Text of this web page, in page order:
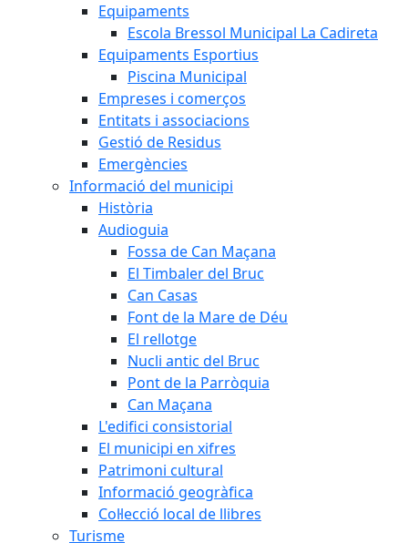
Equipaments
Escola Bressol Municipal La Cadireta
Equipaments Esportius
Piscina Municipal
Empreses i comerços
Entitats i associacions
Gestió de Residus
Emergències
Informació del municipi
Història
Audioguia
Fossa de Can Maçana
El Timbaler del Bruc
Can Casas
Font de la Mare de Déu
El rellotge
Nucli antic del Bruc
Pont de la Parròquia
Can Maçana
L'edifici consistorial
El municipi en xifres
Patrimoni cultural
Informació geogràfica
Col·lecció local de llibres
Turisme